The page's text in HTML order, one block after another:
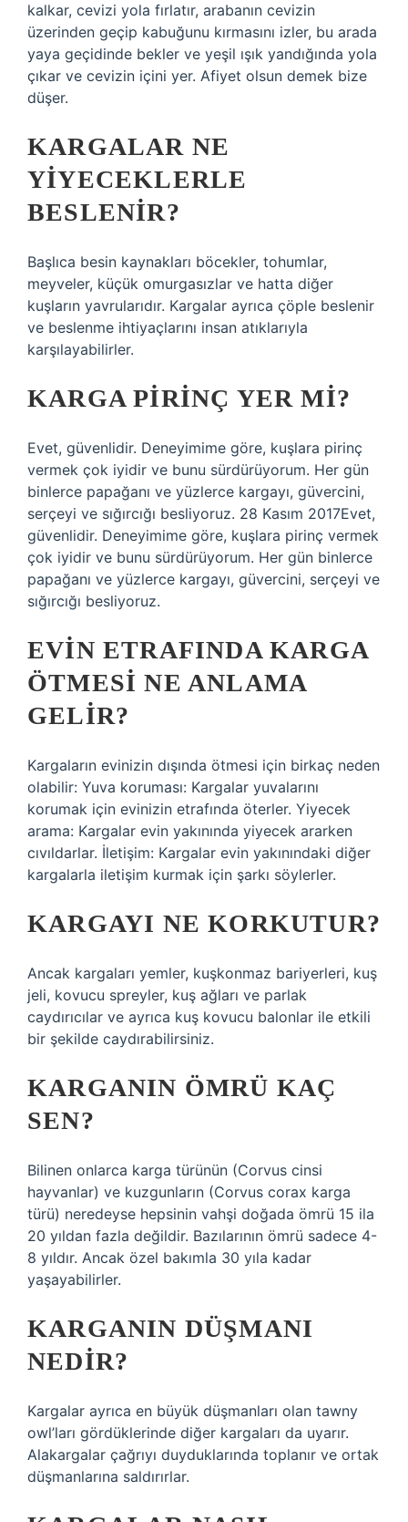
kalkar, cevizi yola fırlatır, arabanın cevizin
üzerinden geçip kabuğunu kırmasını izler, bu arada
yaya geçidinde bekler ve yeşil ışık yandığında yola
çıkar ve cevizin içini yer. Afiyet olsun demek bize
düşer.
KARGALAR NE
YIYECEKLERLE
BESLENIR?
Başlıca besin kaynakları böcekler, tohumlar,
meyveler, küçük omurgasızlar ve hatta diğer
kuşların yavrularıdır. Kargalar ayrıca çöple beslenir
ve beslenme ihtiyaçlarını insan atıklarıyla
karşılayabilirler.
KARGA PIRINÇ YER MI?
Evet, güvenlidir. Deneyimime göre, kuşlara pirinç
vermek çok iyidir ve bunu sürdürüyorum. Her gün
binlerce papağanı ve yüzlerce kargayı, güvercini,
serçeyi ve sığırcığı besliyoruz. 28 Kasım 2017Evet,
güvenlidir. Deneyimime göre, kuşlara pirinç vermek
çok iyidir ve bunu sürdürüyorum. Her gün binlerce
papağanı ve yüzlerce kargayı, güvercini, serçeyi ve
sığırcığı besliyoruz.
EVIN ETRAFINDA KARGA
ÖTMESI NE ANLAMA
GELIR?
Kargaların evinizin dışında ötmesi için birkaç neden
olabilir: Yuva koruması: Kargalar yuvalarını
korumak için evinizin etrafında öterler. Yiyecek
arama: Kargalar evin yakınında yiyecek ararken
cıvıldarlar. İletişim: Kargalar evin yakınındaki diğer
kargalarla iletişim kurmak için şarkı söylerler.
KARGAYI NE KORKUTUR?
Ancak kargaları yemler, kuşkonmaz bariyerleri, kuş
jeli, kovucu spreyler, kuş ağları ve parlak
caydırıcılar ve ayrıca kuş kovucu balonlar ile etkili
bir şekilde caydırabilirsiniz.
KARGANIN ÖMRÜ KAÇ
SEN?
Bilinen onlarca karga türünün (Corvus cinsi
hayvanlar) ve kuzgunların (Corvus corax karga
türü) neredeyse hepsinin vahşi doğada ömrü 15 ila
20 yıldan fazla değildir. Bazılarının ömrü sadece 4-
8 yıldır. Ancak özel bakımla 30 yıla kadar
yaşayabilirler.
KARGANIN DÜŞMANI
NEDIR?
Kargalar ayrıca en büyük düşmanları olan tawny
owl’ları gördüklerinde diğer kargaları da uyarır.
Alakargalar çağrıyı duyduklarında toplanır ve ortak
düşmanlarına saldırırlar.